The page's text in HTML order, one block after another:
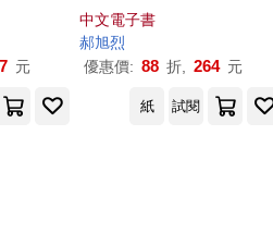
：作者
】 (電
元
中文電子書
郝旭烈
優惠價: 88 折, 264 元
紙 試閱